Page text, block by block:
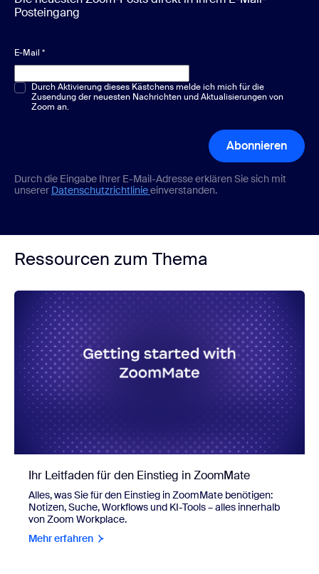
Posteingang
E-Mail *
Multiple-Choice oder Single-Choice*
Durch Aktivierung dieses Kästchens melde ich mich für die
Zusendung der neuesten Nachrichten und Aktualisierungen von
Zoom an.
Abonnieren
Durch die Eingabe Ihrer E-Mail-Adresse erklären Sie sich mit
unserer Datenschutzrichtlinieeinverstanden.
Ressourcen zum Thema
Ihr Leitfaden für den Einstieg in ZoomMate
Alles, was Sie für den Einstieg in ZoomMate benötigen:
Notizen, Suche, Workflows und KI-Tools – alles innerhalb
von Zoom Workplace.
Mehr erfahren